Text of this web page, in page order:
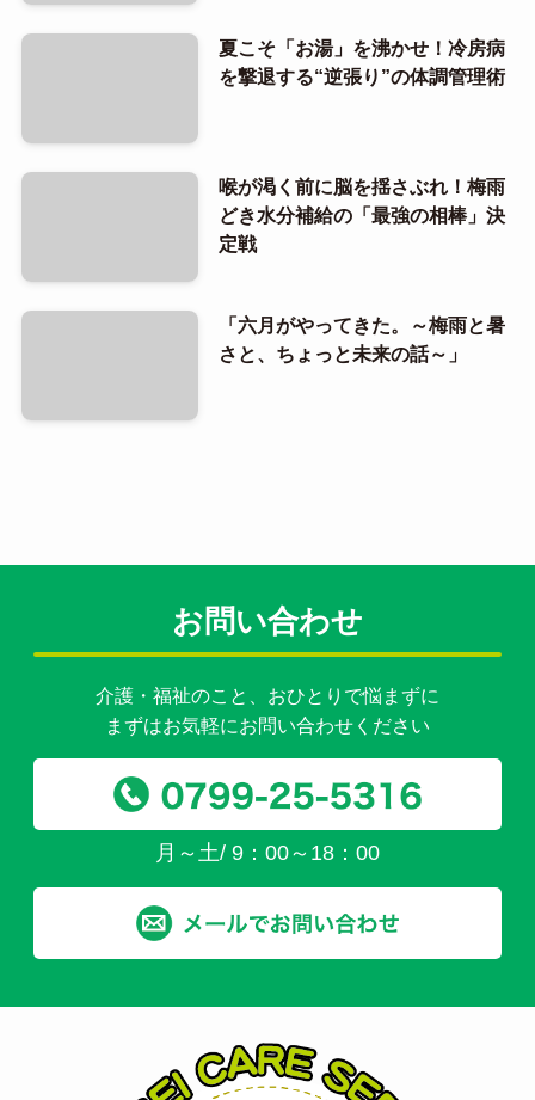
夏こそ「お湯」を沸かせ！冷房病
を撃退する“逆張り”の体調管理術
喉が渇く前に脳を揺さぶれ！梅雨
どき水分補給の「最強の相棒」決
定戦
「六月がやってきた。～梅雨と暑
さと、ちょっと未来の話～」
お問い合わせ
介護・福祉のこと、おひとりで悩まずに
まずはお気軽にお問い合わせください
月～土/ 9：00～18：00